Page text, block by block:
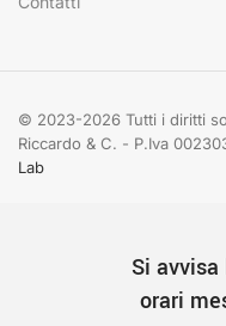
© 2023-2026 Tutti i diritti
Riccardo & C. - P.Iva
Lab
Si
orari